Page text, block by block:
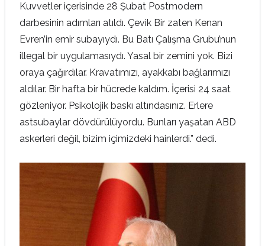
Kuvvetler içerisinde 28 Şubat Postmodern
darbesinin adımları atıldı. Çevik Bir zaten Kenan
Evren’in emir subayıydı. Bu Batı Çalışma Grubu’nun
illegal bir uygulamasıydı. Yasal bir zemini yok. Bizi
oraya çağırdılar. Kravatımızı, ayakkabı bağlarımızı
aldılar. Bir hafta bir hücrede kaldım. İçerisi 24 saat
gözleniyor. Psikolojik baskı altındasınız. Erlere
astsubaylar dövdürülüyordu. Bunları yaşatan ABD
askerleri değil, bizim içimizdeki hainlerdi.” dedi.